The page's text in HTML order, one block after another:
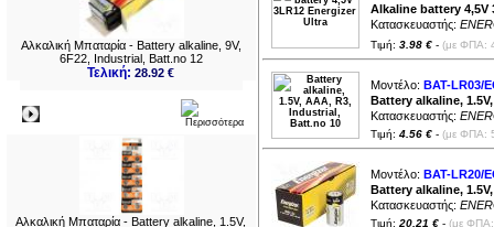
Αλκαλική Μπαταρία - Battery alkaline, 9V,
6F22, Industrial, Batt.no 12
Τελική:28.92 €
Αλκαλική Μπαταρία - Battery alkaline, 1.5V,
4LR44 (2)
4LR61 (1)
23A (3)
27A (2)
14505 (1)
Alkaline battery 4,5V
Κατασκευαστής:
Τιμή: 3.98 € - (με ΦΠΑ:
Μοντέλο: BAT-LR03/
Battery alkaline,
Κατασκευαστής:
Τιμή: 4.56 € - (με ΦΠΑ:
Μοντέλο: BAT-LR20/
Battery alkaline,
Κατασκευαστής:
Τιμή: 20.21 € - (με